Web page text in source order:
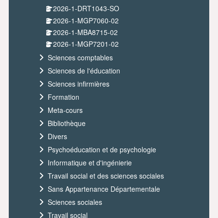
2026-1-DRT1043-SO
2026-1-MGP7060-02
2026-1-MBA8715-02
2026-1-MGP7201-02
Sciences comptables
Sciences de l'éducation
Sciences infirmières
Formation
Meta-cours
Bibliothèque
Divers
Psychoéducation et de psychologie
Informatique et d'ingénierie
Travail social et des sciences sociales
Sans Appartenance Départementale
Sciences sociales
Travail social